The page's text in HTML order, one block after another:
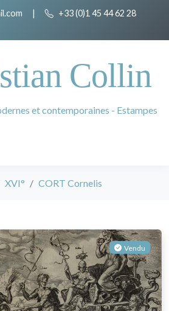
| +33 (0)1 45 44 62 28
Collin
et contemporaines - Estampes
XVI° CORT Cornelis
Vendu